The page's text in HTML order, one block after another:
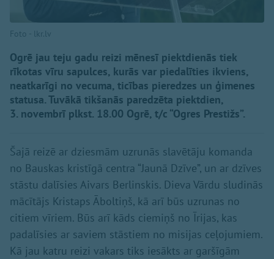
Foto - lkr.lv
Ogrē jau teju gadu reizi mēnesī piektdienās tiek
rīkotas vīru sapulces, kurās var piedalīties ikviens,
neatkarīgi no vecuma, ticības pieredzes un ģimenes
statusa. Tuvākā tikšanās paredzēta piektdien,
3. novembrī plkst. 18.00 Ogrē, t/c “Ogres Prestižs”.
Šajā reizē ar dziesmām uzrunās slavētāju komanda
no Bauskas kristīgā centra “Jaunā Dzīve”, un ar dzīves
stāstu dalīsies Aivars Berlinskis. Dieva Vārdu sludinās
mācītājs Kristaps Āboltiņš, kā arī būs uzrunas no
citiem vīriem. Būs arī kāds ciemiņš no Īrijas, kas
padalīsies ar saviem stāstiem no misijas ceļojumiem.
Kā jau katru reizi vakars tiks iesākts ar garšīgām